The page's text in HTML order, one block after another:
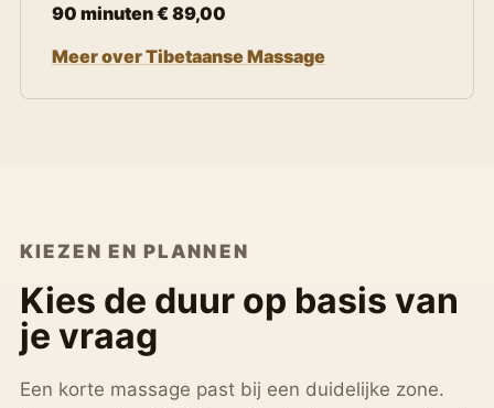
90 minuten € 89,00
Meer over Tibetaanse Massage
KIEZEN EN PLANNEN
Kies de duur op basis van
je vraag
Een korte massage past bij een duidelijke zone.